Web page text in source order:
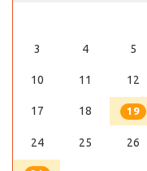
3 4 5
10 11 12
17 18 19
24 25 26